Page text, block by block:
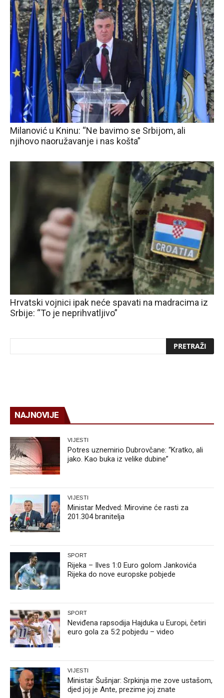
Milanović u Kninu: “Ne bavimo se Srbijom, ali
njihovo naoružavanje i nas košta”
Hrvatski vojnici ipak neće spavati na madracima iz
Srbije: “To je neprihvatljivo”
NAJNOVIJE
VIJESTI
Potres uznemirio Dubrovčane: “Kratko, ali
jako. Kao buka iz velike dubine”
VIJESTI
Ministar Medved: Mirovine će rasti za
201.304 branitelja
SPORT
Rijeka – Ilves 1:0 Euro golom Jankovića
Rijeka do nove europske pobjede
SPORT
Neviđena rapsodija Hajduka u Europi, četiri
euro gola za 5:2 pobjedu – video
VIJESTI
Ministar Šušnjar: Srpkinja me zove ustašom,
djed joj je Ante, prezime joj znate